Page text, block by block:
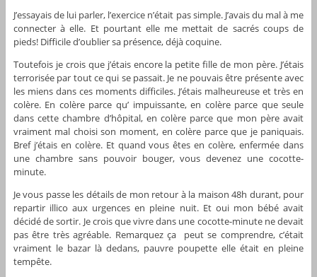
J’essayais de lui parler, l’exercice n’était pas simple. J’avais du mal à me
connecter à elle. Et pourtant elle me mettait de sacrés coups de
pieds! Difficile d’oublier sa présence, déjà coquine.
Toutefois je crois que j’étais encore la petite fille de mon père. J’étais
terrorisée par tout ce qui se passait. Je ne pouvais être présente avec
les miens dans ces moments difficiles. J’étais malheureuse et très en
colère. En colère parce qu’ impuissante, en colère parce que seule
dans cette chambre d’hôpital, en colère parce que mon père avait
vraiment mal choisi son moment, en colère parce que je paniquais.
Bref j’étais en colère. Et quand vous êtes en colère, enfermée dans
une chambre sans pouvoir bouger, vous devenez une cocotte-
minute.
Je vous passe les détails de mon retour à la maison 48h durant, pour
repartir illico aux urgences en pleine nuit. Et oui mon bébé avait
décidé de sortir. Je crois que vivre dans une cocotte-minute ne devait
pas être très agréable. Remarquez ça peut se comprendre, c’était
vraiment le bazar là dedans, pauvre poupette elle était en pleine
tempête.